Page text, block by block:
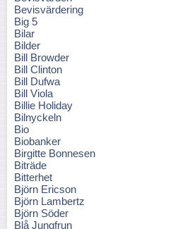
Bevisvärdering
Big 5
Bilar
Bilder
Bill Browder
Bill Clinton
Bill Dufwa
Bill Viola
Billie Holiday
Bilnyckeln
Bio
Biobanker
Birgitte Bonnesen
Biträde
Bitterhet
Björn Ericson
Björn Lambertz
Björn Söder
Blå Jungfrun